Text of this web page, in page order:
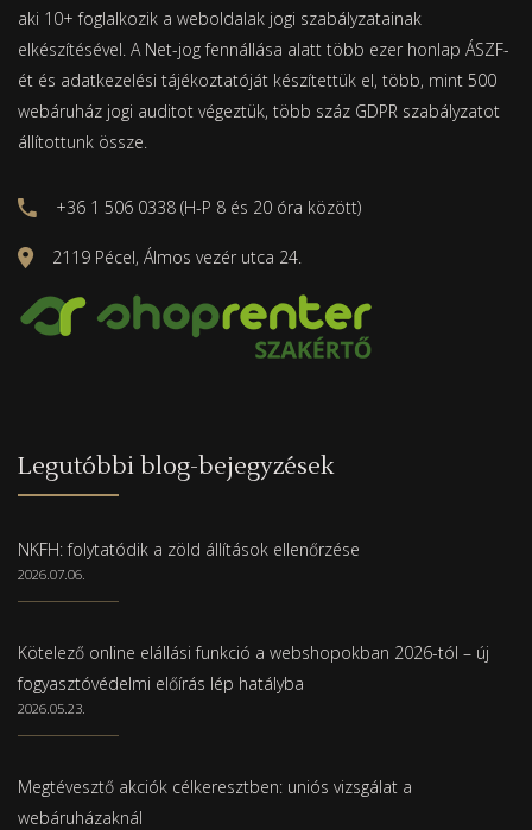
aki 10+ foglalkozik a weboldalak jogi szabályzatainak
elkészítésével. A Net-jog fennállása alatt több ezer honlap ÁSZF-
ét és adatkezelési tájékoztatóját készítettük el, több, mint 500
webáruház jogi auditot végeztük, több száz GDPR szabályzatot
állítottunk össze.
+36 1 506 0338 (H-P 8 és 20 óra között)
2119 Pécel, Álmos vezér utca 24.
Legutóbbi blog-bejegyzések
NKFH: folytatódik a zöld állítások ellenőrzése
2026.07.06.
Kötelező online elállási funkció a webshopokban 2026-tól – új
fogyasztóvédelmi előírás lép hatályba
2026.05.23.
Megtévesztő akciók célkeresztben: uniós vizsgálat a
webáruházaknál